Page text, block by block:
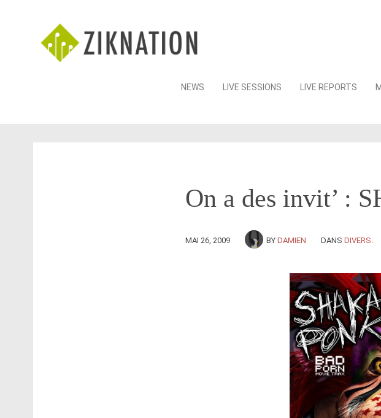
Skip
NEWS LIVE SESSIONS LIVE REPORTS
On a des invit’ :
MAI 26, 2009 BY DAMIEN DANS DIVERS